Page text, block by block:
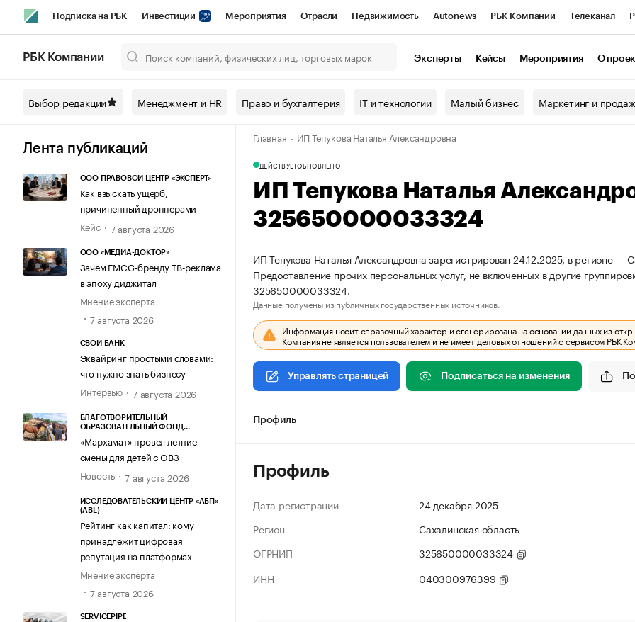
Подписка на РБК Инвестиции Мероприятия Отрасли Недвижимость Autonews РБК Компании Телеканал
Спецпроекты СПб Конференции СПб Спецпроекты Проверка контрагентов
Технологии и медиа Рынок наличной валюты
РБК Компании Эксперты Кейсы Мероприятия О
Выбор редакции Менеджмент и HR Право и бухгалтерия IT и технологии Малый бизнес Маркетинг и
Лента публикаций
ООО ПРАВОВОЙ ЦЕНТР «ЭКСПЕРТ»
Как взыскать ущерб,
причиненный дропперами
Кейс
7 августа 2026
ООО «МЕДИА-ДОКТОР»
Зачем FMCG-бренду ТВ-реклама
в эпоху диджитал
Мнение эксперта
7 августа 2026
СВОЙ БАНК
Эквайринг простыми словами:
что нужно знать бизнесу
Интервью
7 августа 2026
БЛАГОТВОРИТЕЛЬНЫЙ
ОБРАЗОВАТЕЛЬНЫЙ ФОНД
«Мархамат» провел летние
смены для детей с ОВЗ
Новость
7 августа 2026
ИССЛЕДОВАТЕЛЬСКИЙ ЦЕНТР «АБП»
(ABL)
Рейтинг как капитал: кому
принадлежит цифровая
репутация на платформах
Мнение эксперта
7 августа 2026
SERVICEPIPE
Главная ИП Тепукова Наталья Александровна
ДЕЙСТВУЕТОБНОВЛЕНО
ИП Тепукова Наталья
325650000033324
ИП Тепукова Наталья Александровна зарегистрирован 24.12.2025, в регионе —
Предоставление прочих персональных услуг, не включенных в другие
325650000033324.
Данные получены из публичных государственных источников.
Информация носит справочный характер и сгенерирована на основании данных из
Компания не является пользователем и не имеет деловых отношений с сервисом РБК
Управлять страницей Подписаться на изменения
Профиль
Профиль
Дата регистрации
24 декабря 2025
Регион
Сахалинская область
ОГРНИП
325650000033324
ИНН
040300976399